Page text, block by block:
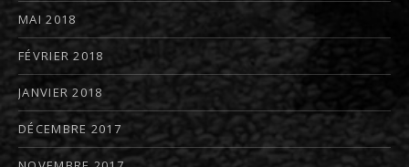
MAI 2018
FÉVRIER 2018
JANVIER 2018
DÉCEMBRE 2017